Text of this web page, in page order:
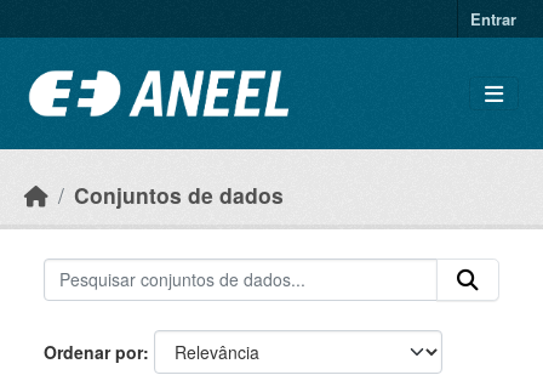
Entrar
Conjuntos de dados
Ordenar por